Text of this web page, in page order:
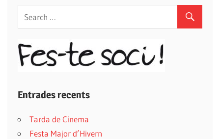
Entrades recents
Tarda de Cinema
Festa Major d’Hivern